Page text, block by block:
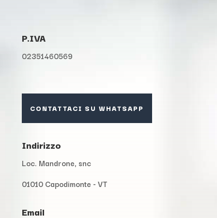
P.IVA
02351460569
CONTATTACI SU WHATSAPP
Indirizzo
Loc. Mandrone, snc
01010 Capodimonte - VT
Email